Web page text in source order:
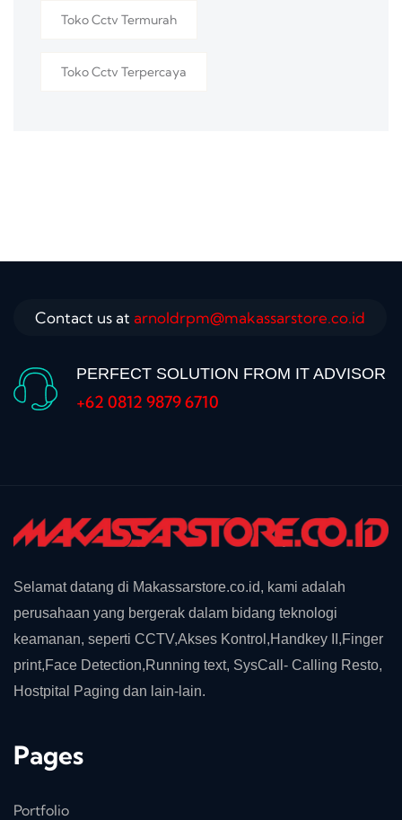
Toko Cctv Termurah
Toko Cctv Terpercaya
Contact us at arnoldrpm@makassarstore.co.id
PERFECT SOLUTION FROM IT ADVISOR
+62 0812 9879 6710
Selamat datang di Makassarstore.co.id, kami adalah
perusahaan yang bergerak dalam bidang teknologi
keamanan, seperti CCTV,Akses Kontrol,Handkey II,Finger
print,Face Detection,Running text, SysCall- Calling Resto,
Hostpital Paging dan lain-lain.
Pages
Portfolio